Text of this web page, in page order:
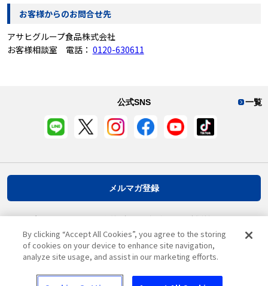
お客様からのお問合せ先
アサヒグループ食品株式会社
お客様相談室 電話： 0120-630611
一覧
公式SNS
メルマガ登録
By clicking “Accept All Cookies”, you agree to the storing
of cookies on your device to enhance site navigation,
analyze site usage, and assist in our marketing efforts.